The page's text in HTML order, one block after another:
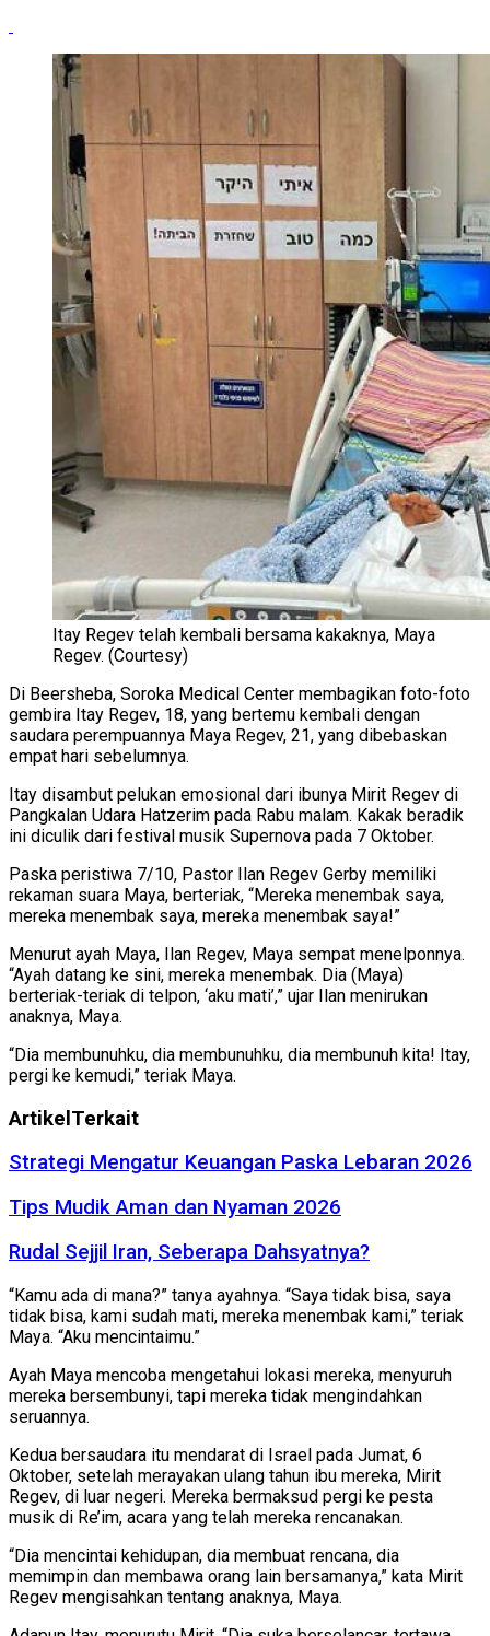
Itay Regev telah kembali bersama kakaknya, Maya
Regev. (Courtesy)
Di Beersheba, Soroka Medical Center membagikan foto-foto
gembira Itay Regev, 18, yang bertemu kembali dengan
saudara perempuannya Maya Regev, 21, yang dibebaskan
empat hari sebelumnya.
Itay disambut pelukan emosional dari ibunya Mirit Regev di
Pangkalan Udara Hatzerim pada Rabu malam. Kakak beradik
ini diculik dari festival musik Supernova pada 7 Oktober.
Paska peristiwa 7/10, Pastor Ilan Regev Gerby memiliki
rekaman suara Maya, berteriak, “Mereka menembak saya,
mereka menembak saya, mereka menembak saya!”
Menurut ayah Maya, Ilan Regev, Maya sempat menelponnya.
“Ayah datang ke sini, mereka menembak. Dia (Maya)
berteriak-teriak di telpon, ‘aku mati’,” ujar Ilan menirukan
anaknya, Maya.
“Dia membunuhku, dia membunuhku, dia membunuh kita! Itay,
pergi ke kemudi,” teriak Maya.
Artikel Terkait
Strategi Mengatur Keuangan Paska Lebaran 2026
Tips Mudik Aman dan Nyaman 2026
Rudal Sejjil Iran, Seberapa Dahsyatnya?
“Kamu ada di mana?” tanya ayahnya. “Saya tidak bisa, saya
tidak bisa, kami sudah mati, mereka menembak kami,” teriak
Maya. “Aku mencintaimu.”
Ayah Maya mencoba mengetahui lokasi mereka, menyuruh
mereka bersembunyi, tapi mereka tidak mengindahkan
seruannya.
Kedua bersaudara itu mendarat di Israel pada Jumat, 6
Oktober, setelah merayakan ulang tahun ibu mereka, Mirit
Regev, di luar negeri. Mereka bermaksud pergi ke pesta
musik di Re’im, acara yang telah mereka rencanakan.
“Dia mencintai kehidupan, dia membuat rencana, dia
memimpin dan membawa orang lain bersamanya,” kata Mirit
Regev mengisahkan tentang anaknya, Maya.